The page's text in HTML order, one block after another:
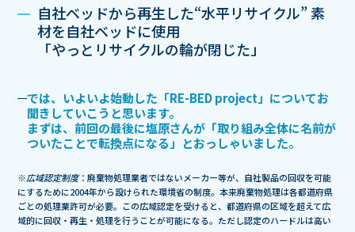
自社ベッドから再生した“水平リサイクル” 素
材を自社ベッドに使用
「やっとリサイクルの輪が閉じた」
では、いよいよ始動した「RE-BED project」についてお
聞きしていこうと思います。
まずは、前回の最後に塩原さんが「取り組み全体に名前が
ついたことで転換点になる」とおっしゃいました。
※広域認定制度：廃棄物処理業者ではないメーカー等が、自社製品の回収を可能
にするために2004年から設けられた環境省の制度。本来廃棄物処理は各都道府県
ごとの処理業許可が必要。この広域認定を受けると、都道府県の区域を超えて広
域的に回収・再生・処理を行うことが可能になる。ただし認定のハードルは高い